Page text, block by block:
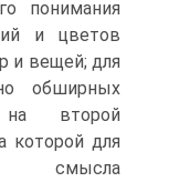
понимания
и цветов
и вещей; для
обшир­ных
второй
которой для
смысла